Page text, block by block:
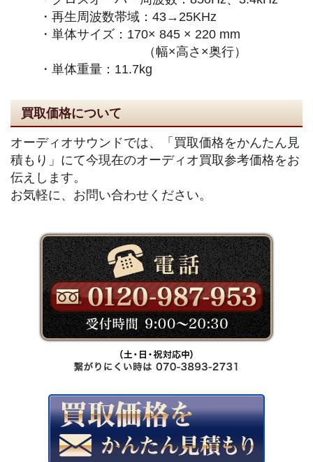
・再生周波数帯域：43→25KHz
・単体サイズ：170× 845 × 220 mm
（幅×高さ×奥行）
・単体重量：11.7kg
買取価格について
オーディオサウンドでは、「買取価格をかんたん見
積もり」にて今現在のオーディオ買取参考価格をお
伝えします。
お気軽に、お問い合わせください。